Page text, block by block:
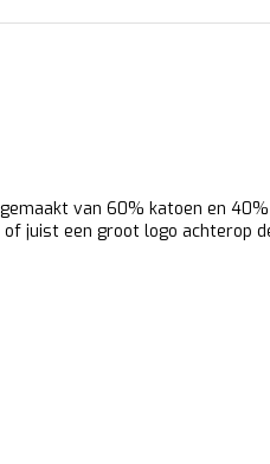
van 60% katoen en
juist een groot logo achterop